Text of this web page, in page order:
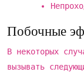
Побочные
В некоторых
вызывать